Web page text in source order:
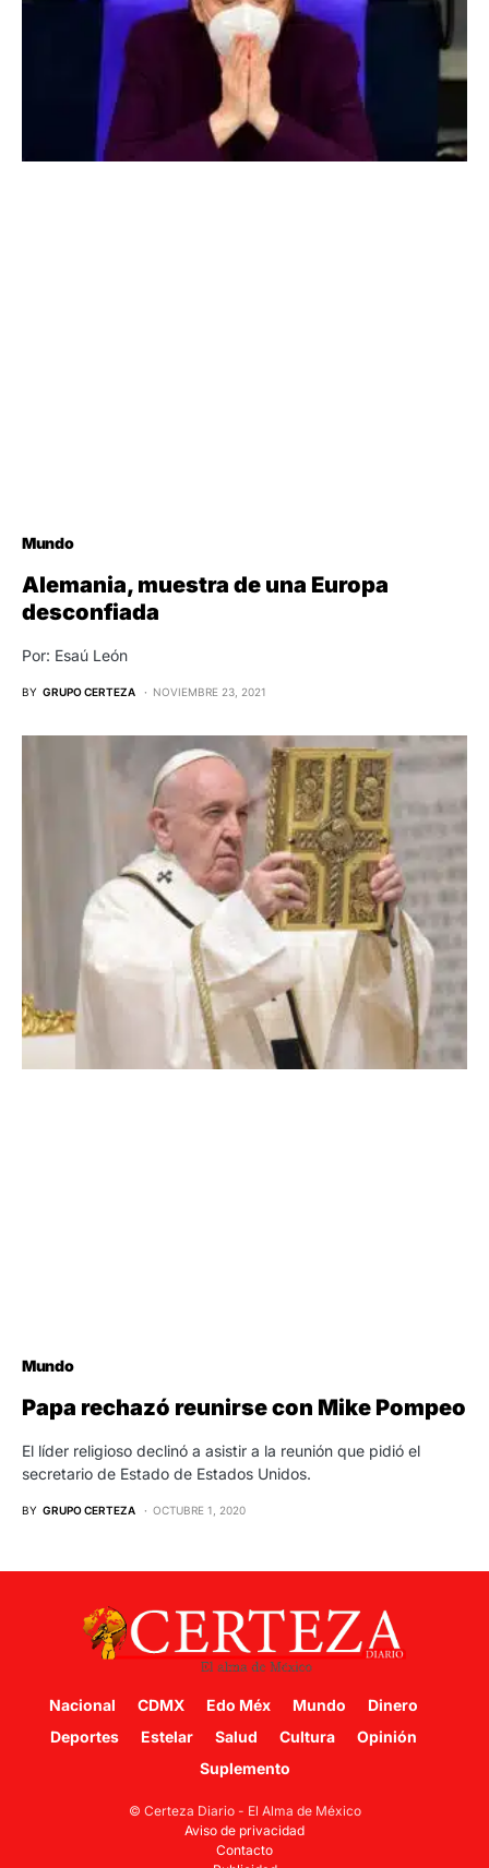
Mundo
Alemania, muestra de una Europa
desconfiada
Por: Esaú León
BY GRUPO CERTEZA NOVIEMBRE 23, 2021
Mundo
Papa rechazó reunirse con Mike Pompeo
El líder religioso declinó a asistir a la reunión que pidió el
secretario de Estado de Estados Unidos.
BY GRUPO CERTEZA OCTUBRE 1, 2020
Nacional CDMX Edo Méx Mundo
Dinero
Deportes
Estelar Salud Cultura
Opinión
Suplemento
© Certeza Diario - El Alma de México
Aviso de privacidad
Contacto